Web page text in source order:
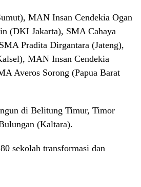
MAN Insan Cendekia Ogan
(DKI Jakarta), SMA Cahaya
Pradita Dirgantara (Jateng),
MAN Insan Cendekia
Averos Sorong (Papua Barat
di Belitung Timur, Timor
(Kaltara).
sekolah transformasi dan